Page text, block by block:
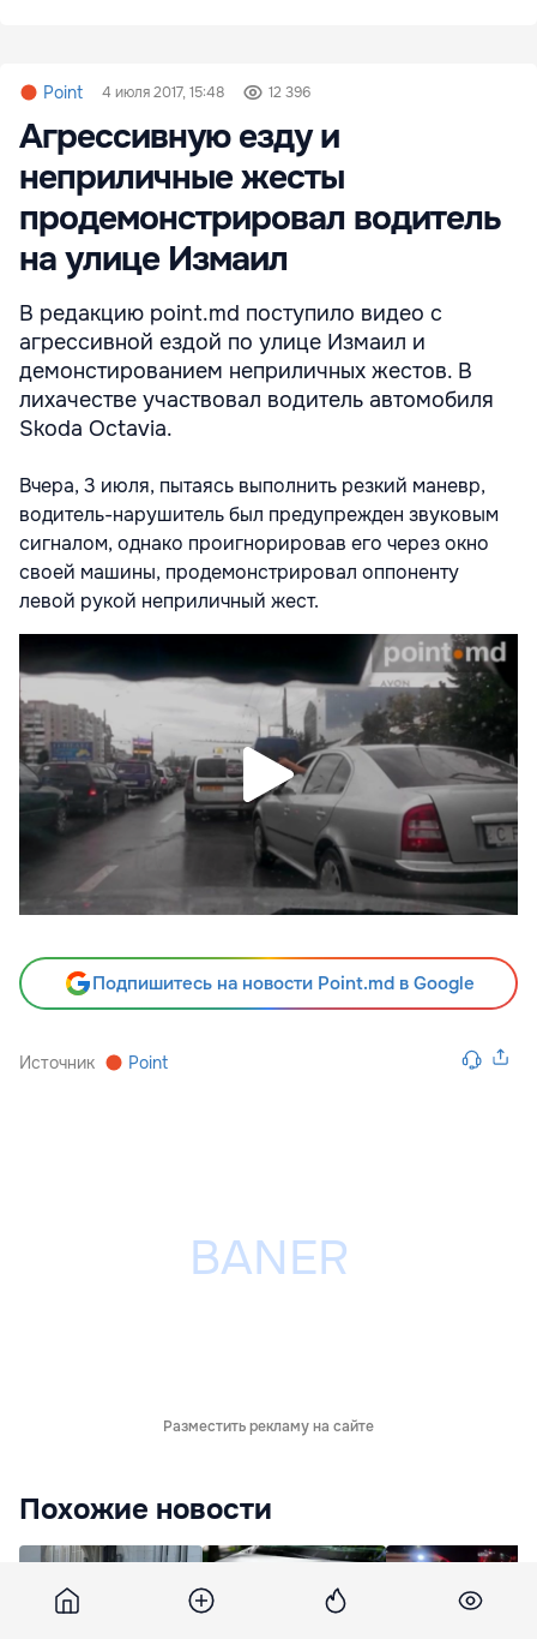
Point 4 июля 2017, 15:48 12 396
Агрессивную езду и
неприличные жесты
продемонстрировал водитель
на улице Измаил
В редакцию point.md поступило видео с
агрессивной ездой по улице Измаил и
демонстированием неприличных жестов. В
лихачестве участвовал водитель автомобиля
Skoda Octavia.
Вчера, 3 июля, пытаясь выполнить резкий маневр,
водитель-нарушитель был предупрежден звуковым
сигналом, однако проигнорировав его через окно
своей машины, продемонстрировал оппоненту
левой рукой неприличный жест.
Подпишитесь на новости Point.md в Google
Источник Point
Разместить рекламу на сайте
Похожие новости